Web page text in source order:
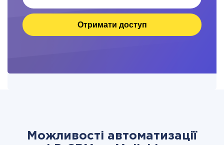
Отримати доступ
Можливості автоматизації